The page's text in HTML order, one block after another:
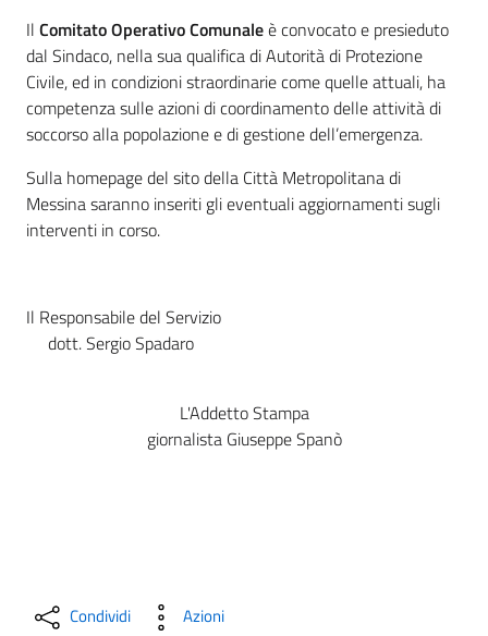
Il Comitato Operativo Comunaleè convocato e presieduto
dal Sindaco, nella sua qualifica di Autorità di Protezione
Civile, ed in condizioni straordinarie come quelle attuali, ha
competenza sulle azioni di coordinamento delle attività di
soccorso alla popolazione e di gestione dell’emergenza.
Sulla homepage del sito della Città Metropolitana di
Messina saranno inseriti gli eventuali aggiornamenti sugli
interventi in corso.
Il Responsabile del Servizio
dott. Sergio Spadaro
L'Addetto Stampa
giornalista Giuseppe Spanò
Condividi Azioni